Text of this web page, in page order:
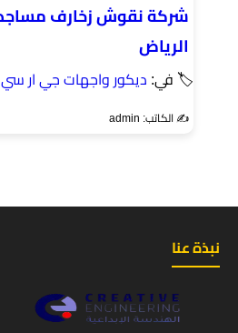
الرياض
🏷 في: ديكور واجهات جي ار سي
✍️ الكاتب: admin
نبذة عنا